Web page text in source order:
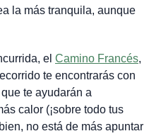
la más tranquila, aunque
el Camino Francés,
te encontrarás con
te ayudarán a
calor (¡sobre todo tus
no está de más apuntar